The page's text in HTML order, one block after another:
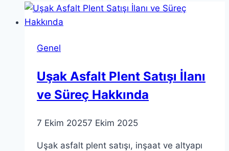
Genel
Uşak Asfalt Plent Satışı İlanı
ve Süreç Hakkında
7 Ekim 20257 Ekim 2025
Uşak asfalt plent satışı, inşaat ve altyapı